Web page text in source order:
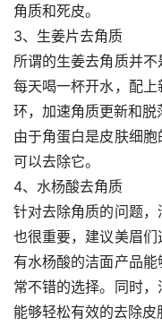
角质和死皮。
3、生姜片去角质
所谓的生姜去角质并
每天喝一杯开水，配
环，加速角质更新和脱
由于角蛋白是皮肤细
可以去除它。
4、水杨酸去角质
针对去除角质的问题
也很重要，建议美眉
有水杨酸的洁面产品
常不错的选择。同时，
能够轻松有效的去除皮